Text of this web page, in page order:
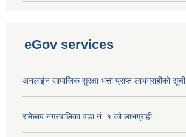
eGov services
अनलाईन सामाजिक सुरक्षा भत्ता प्राप्त लाभग्राहीको सूची
रामेछाप नगरपालिका वडा नं. १ को लाभग्राही